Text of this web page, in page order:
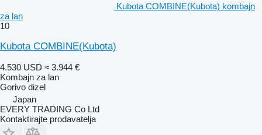
Kubota COMBINE(Kubota) kombajn
za lan
10
Kubota COMBINE(Kubota)
4.530 USD ≈ 3.944 €
Kombajn za lan
Gorivo dizel
Japan
EVERY TRADING Co Ltd
Kontaktirajte prodavatelja